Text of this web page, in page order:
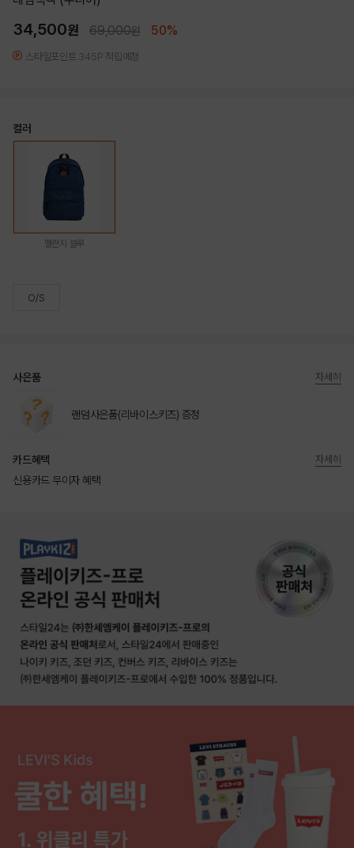
34,500원 69,000원 50%
스타일포인트 345P 적립예정
컬러
멜란지 블루
O/S
사은품
랜덤사은품(리바이스키즈) 증정
자세히
카드혜택
신용카드 무이자 혜택
자세히